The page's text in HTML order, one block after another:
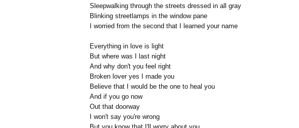
Sleepwalking through the streets dressed in all gray
Blinking streetlamps in the window pane
I worried from the second that I learned your name
Everything in love is light
But where was I last night
And why don't you feel right
Broken lover yes I made you
Believe that I would be the one to heal you
And if you go now
Out that doorway
I won't say you're wrong